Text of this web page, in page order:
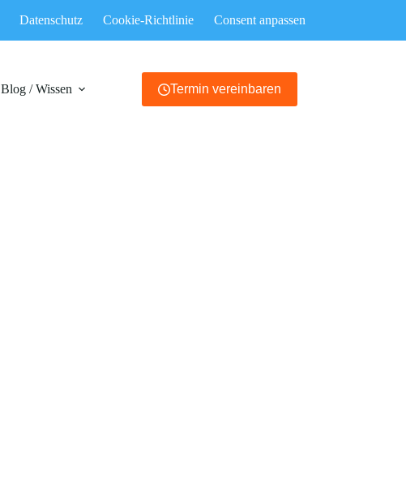
Datenschutz Cookie-Richtlinie Consent anpassen
Blog / Wissen Termin vereinbaren